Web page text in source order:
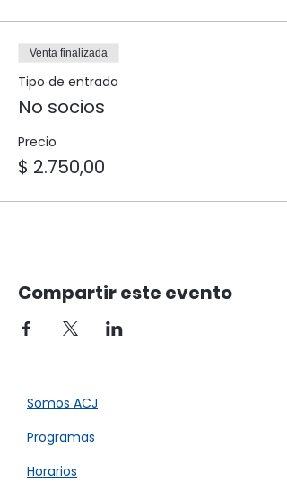
Venta finalizada
Tipo de entrada
No socios
Precio
$ 2.750,00
Compartir este evento
Somos ACJ​
Programas
Horarios